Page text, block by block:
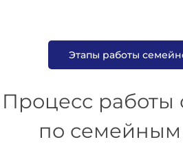
Этапы работы
Процесс работы
по